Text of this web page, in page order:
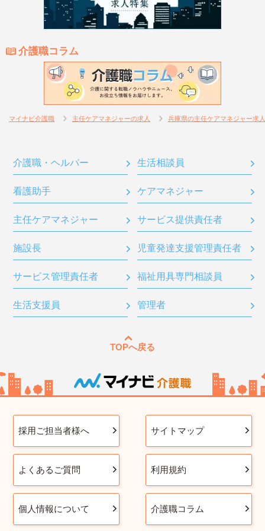
介護職コラム
マイナビ介護職 主任ケアマネジャーの求人 兵庫県の主任ケアマネジャー求人
介護職・ヘルパー 生活相談員
看護助手 ケアマネジャー
主任ケアマネジャー サービス提供責任者
施設長 児童発達支援管理責任者
サービス管理責任者 福祉用具専門相談員
生活支援員 管理者
TOPへ戻る
採用ご担当者様へ サイトマップ
よくあるご質問 利用規約
個人情報について 介護職コラム